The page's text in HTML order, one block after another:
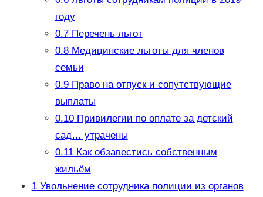
году
0.7Перечень льгот
0.8Медицинские льготы для членов
семьи
0.9Право на отпуск и сопутствующие
выплаты
0.10Привилегии по оплате за детский
сад… утрачены
0.11Как обзавестись собственным
жильём
1Увольнение сотрудника полиции из органов